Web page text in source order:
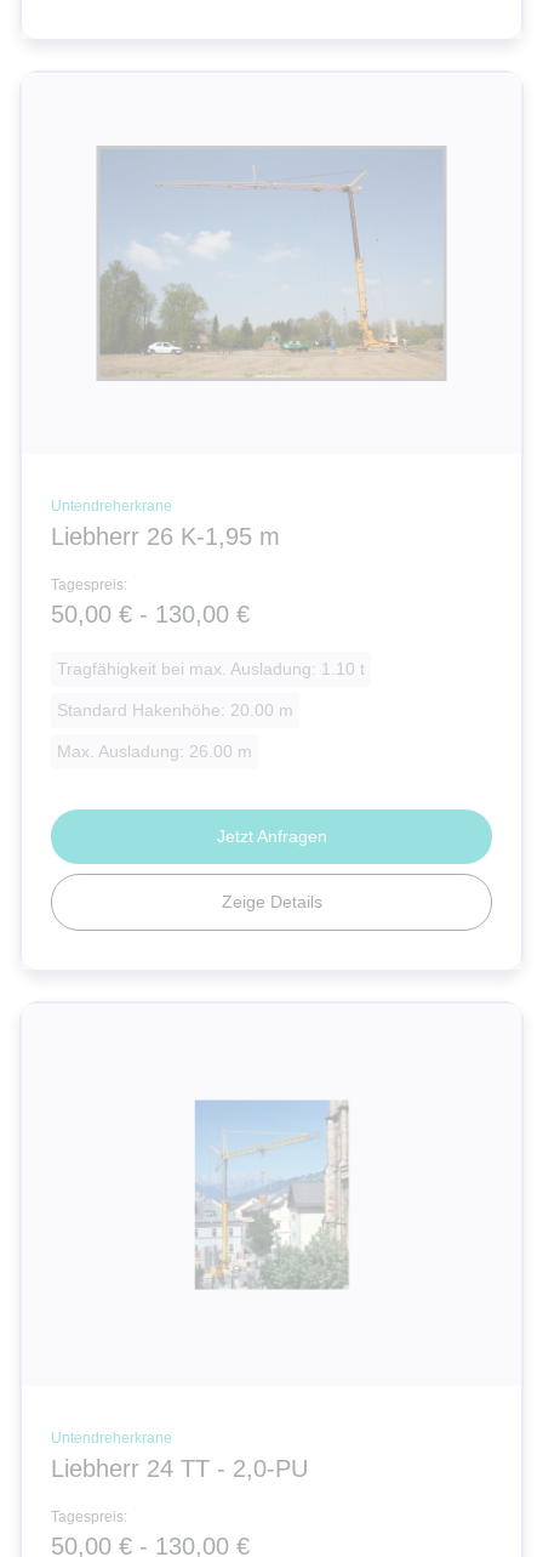
Untendreherkrane
Liebherr 26 K-1,95 m
Tagespreis:
50,00 € - 130,00 €
Tragfähigkeit bei max. Ausladung: 1.10 t
Standard Hakenhöhe: 20.00 m
Max. Ausladung: 26.00 m
Zeige Details
Jetzt Anfragen
Untendreherkrane
Liebherr 24 TT - 2,0-PU
Tagespreis:
50,00 € - 130,00 €